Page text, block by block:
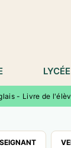
- Livre de